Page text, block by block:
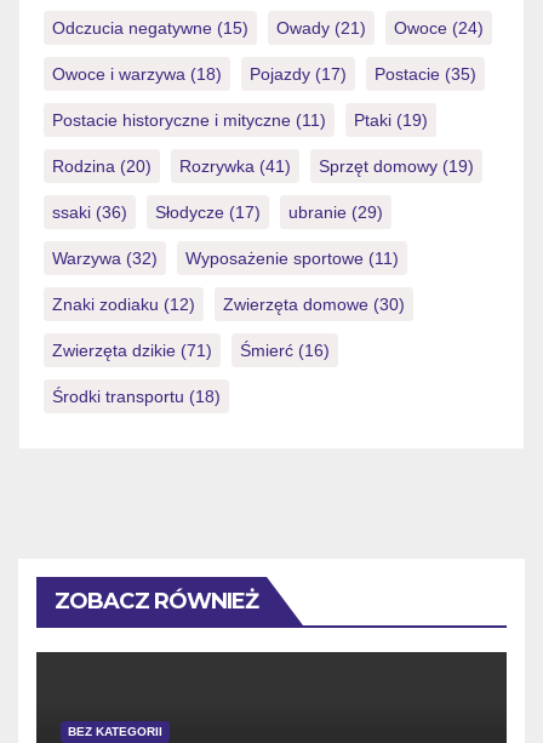
Odczucia negatywne (15) Owady (21) Owoce (24)
Owoce i warzywa (18) Pojazdy (17) Postacie (35)
Postacie historyczne i mityczne (11) Ptaki (19)
Rodzina (20) Rozrywka (41) Sprzęt domowy (19)
ssaki (36) Słodycze (17) ubranie (29)
Warzywa (32) Wyposażenie sportowe (11)
Znaki zodiaku (12) Zwierzęta domowe (30)
Zwierzęta dzikie (71) Śmierć (16)
Środki transportu (18)
ZOBACZ RÓWNIEŻ
BEZ KATEGORII